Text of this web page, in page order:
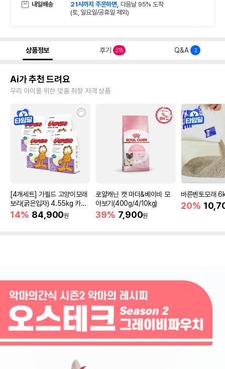
내일배송 21시까지 주문하면, 다음날 95% 도착
(토, 일요일/공휴일 제외)
상품정보 후기 215 Q&A 2
Ai가 추천 드려요
우리 아이를 위한 맞춤 취향 저격 상품
[4개세트] 가필드 고양이모래
보라(굵은입자) 4.55kg 카사
바모래
14% 84,900원
로얄캐닌 캣 마더&베이비 모
아보기(400g/4/10kg)
39% 7,900원
바른벤토모래
20%